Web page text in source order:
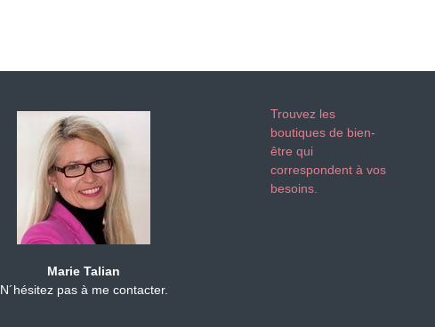
Marie Talian
N´hésitez pas à me contacter.
Trouvez les
boutiques de bien-
être qui
correspondent à vos
besoins.